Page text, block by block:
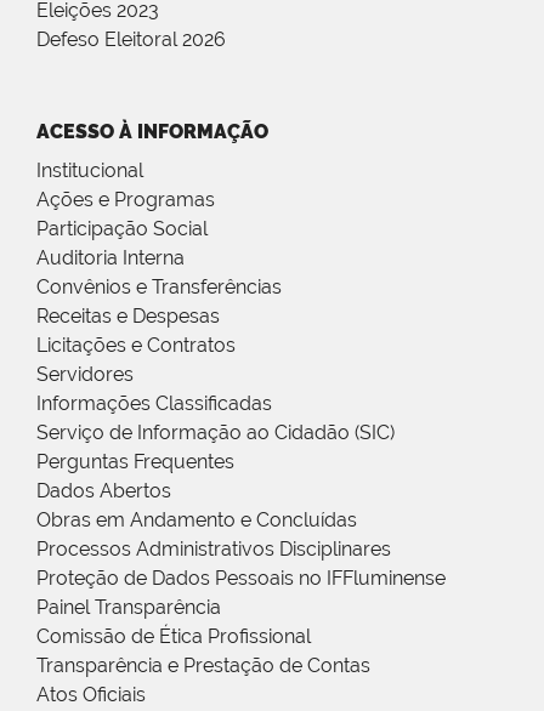
Eleições 2023
Defeso Eleitoral 2026
ACESSO À INFORMAÇÃO
Institucional
Ações e Programas
Participação Social
Auditoria Interna
Convênios e Transferências
Receitas e Despesas
Licitações e Contratos
Servidores
Informações Classificadas
Serviço de Informação ao Cidadão (SIC)
Perguntas Frequentes
Dados Abertos
Obras em Andamento e Concluídas
Processos Administrativos Disciplinares
Proteção de Dados Pessoais no IFFluminense
Painel Transparência
Comissão de Ética Profissional
Transparência e Prestação de Contas
Atos Oficiais